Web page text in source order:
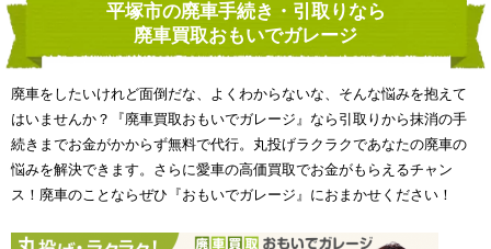
平塚市の廃車手続き・引取りなら
廃車買取おもいでガレージ
廃車をしたいけれど面倒だな、よくわからないな、そんな悩みを抱えて
はいませんか？『廃車買取おもいでガレージ』なら引取りから抹消の手
続きまでお金がかからず無料で代行。丸投げラクラクであなたの廃車の
悩みを解決できます。さらに愛車の高価買取でお金がもらえるチャン
ス！廃車のことならぜひ『おもいでガレージ』におまかせください！